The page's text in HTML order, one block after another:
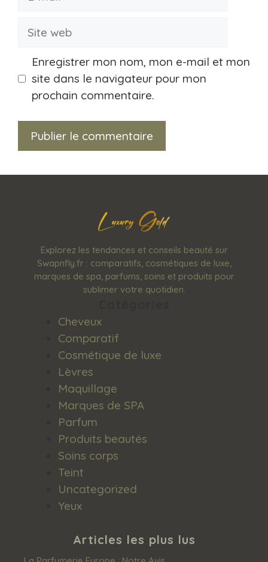
Site
Enregistrer mon nom, mon e-mail et mon
site dans le navigateur pour mon
prochain commentaire.
Explorez les tendances et conseils beauté sur
Swapnfly.fr : comparatifs, cosmétiques de luxe,
marques de spa, parfums, soins et produits pour
sublimer votre quotidien.
Cheveux
Comparatif
Cosmétique de luxe
Lèvres
Maquillage
Marques de SPA
Parfum
Produits beautés
Soins corps
Teint
Uncategorized
Yeux
Articles les plus lus